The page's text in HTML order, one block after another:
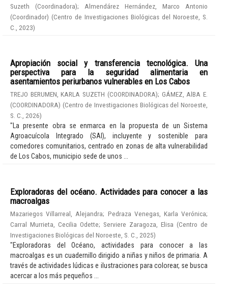
Suzeth (Coordinadora); Almendárez Hernández, Marco Antonio
(Coordinador) (Centro de Investigaciones Biológicas del Noroeste, S.
C.
2023)
Apropiación social y transferencia tecnológica. Una
perspectiva para la seguridad alimentaria en
asentamientos periurbanos vulnerables en Los Cabos
TREJO BERUMEN, KARLA SUZETH (COORDINADORA); GÁMEZ, AlBA E.
(COORDINADORA) (Centro de Investigaciones Biológicas del Noroeste,
S. C.
2026)
"La presente obra se enmarca en la propuesta de un Sistema
Agroacuícola Integrado (SAI), incluyente y sostenible para
comedores comunitarios, centrado en zonas de alta vulnerabilidad
de Los Cabos, municipio sede de unos ...
Exploradoras del océano. Actividades para conocer a las
macroalgas
Mazariegos Villarreal, Alejandra; Pedraza Venegas, Karla Verónica;
Carral Murrieta, Cecilia Odette; Serviere Zaragoza, Elisa (Centro de
Investigaciones Biológicas del Noroeste, S. C.
2025)
"Exploradoras del Océano, actividades para conocer a las
macroalgas es un cuadernillo dirigido a niñas y niños de primaria. A
través de actividades lúdicas e ilustraciones para colorear, se busca
acercar a los más pequeños ...